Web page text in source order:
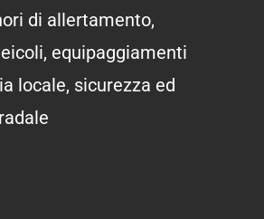
di allertamento,
equipaggiamenti
locale, sicurezza ed